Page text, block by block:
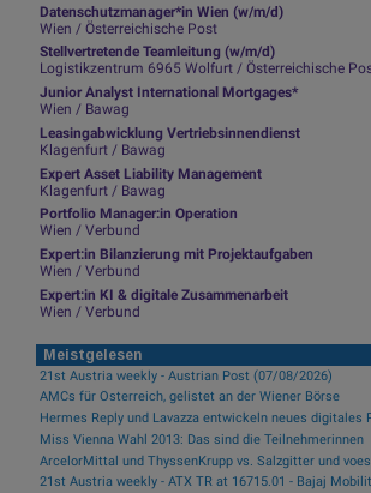
Datenschutzmanager*in Wien (w/m/d)
Wien / Österreichische Post
Stellvertretende Teamleitung (w/m/d)
Logistikzentrum 6965 Wolfurt / Österreichische
Junior Analyst International Mortgages*
Wien / Bawag
Leasingabwicklung Vertriebsinnendienst
Klagenfurt / Bawag
Expert Asset Liability Management
Klagenfurt / Bawag
Portfolio Manager:in Operation
Wien / Verbund
Expert:in Bilanzierung mit Projektaufgaben
Wien / Verbund
Expert:in KI & digitale Zusammenarbeit
Wien / Verbund
Meistgelesen
21st Austria weekly - Austrian Post (07/08/2026)
AMCs für Österreich, gelistet an der Wiener Börse
Miss Vienna Wahl 2013: Das sind die Teilnehmerinnen